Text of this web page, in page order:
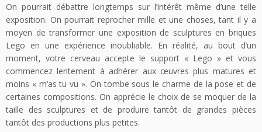
On pourrait débattre longtemps sur l’intérêt même d’une telle
exposition. On pourrait reprocher mille et une choses, tant il y a
moyen de transformer une exposition de sculptures en briques
Lego en une expérience inoubliable. En réalité, au bout d’un
moment, votre cerveau accepte le support « Lego » et vous
commencez lentement à adhérer aux œuvres plus matures et
moins « m’as tu vu ». On tombe sous le charme de la pose et de
certaines compositions. On apprécie le choix de se moquer de la
taille des sculptures et de produire tantôt de grandes pièces
tantôt des productions plus petites.